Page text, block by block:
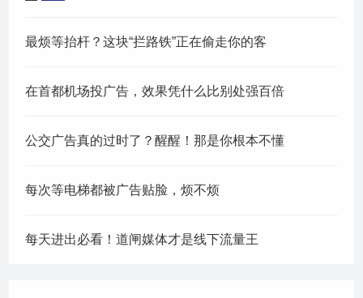
最烦等抬杆？这块“拦路铁”正在偷走你的客
在首都机场投广告，效果凭什么比别处强百倍
公交广告真的过时了？醒醒！那是你根本不懂
每次等电梯都被广告贴脸，烦不烦
每天进出必看！道闸媒体才是线下流量王